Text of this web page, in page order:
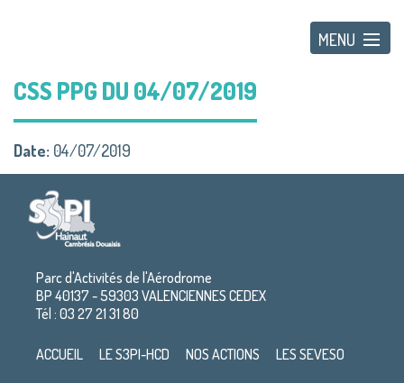
CSS PPG DU 04/07/2019
Date: 04/07/2019
Parc d'Activités de l'Aérodrome
BP 40137 - 59303 VALENCIENNES CEDEX
Tél : 03 27 21 31 80
ACCUEIL LE S3PI-HCD NOS ACTIONS
LES SEVESO